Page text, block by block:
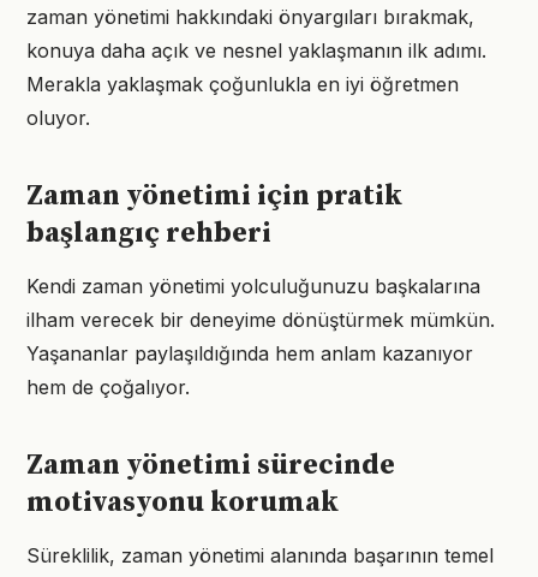
zaman yönetimi hakkındaki önyargıları bırakmak,
konuya daha açık ve nesnel yaklaşmanın ilk adımı.
Merakla yaklaşmak çoğunlukla en iyi öğretmen
oluyor.
Zaman yönetimi için pratik
başlangıç rehberi
Kendi zaman yönetimi yolculuğunuzu başkalarına
ilham verecek bir deneyime dönüştürmek mümkün.
Yaşananlar paylaşıldığında hem anlam kazanıyor
hem de çoğalıyor.
Zaman yönetimi sürecinde
motivasyonu korumak
Süreklilik, zaman yönetimi alanında başarının temel